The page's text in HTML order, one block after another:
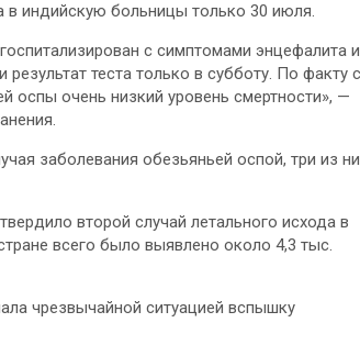
в индийскую больницы только 30 июля.
с симптомами энцефалита и
теста только в субботу. По факту
оспы очень низкий уровень смертности», —
заболевания обезьяньей оспой, три из
второй случай летального исхода в
всего было выявлено около 4,3 тыс.
чрезвычайной ситуацией вспышку